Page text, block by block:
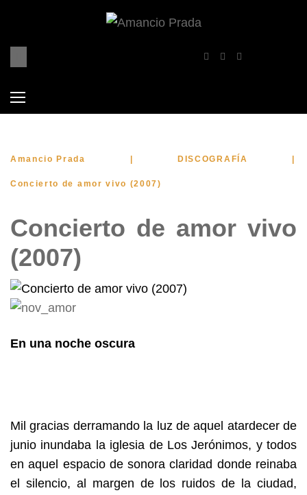
content
Amancio Prada DISCOGRAFÍA
Concierto de amor vivo (2007)
Concierto de amor vivo
(2007)
En una noche oscura
Mil gracias derramando la luz de aquel atardecer de
junio inundaba la iglesia de Los Jerónimos, y todos
en aquel espacio de sonora claridad donde reinaba
el silencio, al margen de los ruidos de la ciudad,